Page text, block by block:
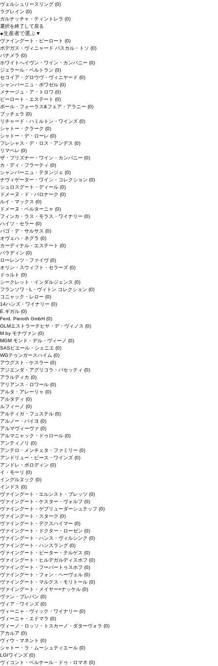
ヴェルシュリースリング (0)
ラグレイン (0)
ガルナッチャ・ティントレラ (0)
選択を終了して戻る
●生産者で選ぶ▼
ヴァイングート・ピーロート (0)
ボデガス・ヴィニャード パスカル・トソ (0)
パナメラ (0)
ホワイトへイヴン・ワイン・カンパニー (0)
ジェラール・ベルトラン (0)
セコイア・グロウヴ・ヴィニヤード (0)
シャンパーニュ・ボワゼル (0)
メナージュ・ア・トロワ (0)
ピーロート・エステート (0)
ボール・フォーラス&フェア・アラニー (0)
ブッチェラ (0)
リチャード・ハミルトン・ワインズ (0)
シャトー・クラーク (0)
シャトー・デ・ローレ (0)
フレシャス・デ・ロス・アンデス (0)
リマペレ (0)
ザ・プリズナー・ワイン・カンパニー (0)
カ・ディ・フラーティ (0)
シャンパーニュ・テタンジェ (0)
ナヴィゲーター・ワイン・コレクション (0)
シュロスグート・ディール (0)
ドメーヌ・ド・バロナーク (0)
ルイ・マックス (0)
ドメーヌ・ベルターニャ (0)
フィンカ・ラス・モラス・ワイナリー (0)
ハイツ・セラー (0)
パゴ・デ・サルサス (0)
オヴェハ・ネグラ (0)
カーディナル・エステート (0)
パラディン (0)
ローレンツ・ファイヴ(0)
オリン・スウィフト・セラーズ (0)
ドゥルト (0)
シークレット・インダルジェンス (0)
フランソワ・L・ヴィトン コレクション (0)
コニャック・レロー (0)
14ハンズ・ワイナリー (0)
E.ギガル (0)
Ferd. Pieroth GmbH (0)
GLMエストラーテヒヤ・デ・ヴィノス (0)
M by モナヴァン (0)
MGM モンド・デル・ヴィーノ (0)
SASピエール・シェニエ (0)
WGテゥンガースハイム (0)
アウグスト・ケスラー (0)
アジエンダ・アグリコラ・パセッティ (0)
アラルディカ (0)
アリアンス・ロワール (0)
アルタ・アレーリャ (0)
アルタディ (0)
ルフィーノ (0)
アルティガ・フュステル (0)
アルノー・バイヨ (0)
アルマヴィーヴァ (0)
アルマニャック・ドゥロール (0)
アンティノリ (0)
アンテロ・メンチェタ・ファミリー (0)
アンドリュー・ピース・ワインズ (0)
アンドレ・ボロディン (0)
イ・モーリ (0)
イングルヌック (0)
インドス (0)
ヴァイングート・エルンスト・ブレッツ (0)
ヴァイングート・ケスター・ヴォルフ (0)
ヴァイングート・ゲブリューダーシュテッフ (0)
ヴァイングート・スターク (0)
ヴァイングート・デクスハイマー (0)
ヴァイングート・ドクター・ローゼン (0)
ヴァイングート・ハンス・ヴィルシンク (0)
ヴァイングート・ハンスラング (0)
ヴァイングート・ピーター・テルゲス (0)
ヴァイングート・ヒルデガルディスホフ (0)
ヴァイングート・フーバートゥスホフ (0)
ヴァイングート・フォン・ヘーヴェル (0)
ヴァイングート・マルクス・モリトール (0)
ヴァイングート・メイヤー=ナッケル (0)
ヴァン・ブレバン (0)
ヴィア・ワインズ (0)
ヴィーニャ・ヴィック・ワイナリー (0)
ヴィーニャ・エドマラ (0)
ヴィーノ・ロッソ・トスカーノ・ダターヴォラ (0)
アカルア (0)
ヴィウ・マネント (0)
シャトー・ラ・ムーシュティエール (0)
LGIワインズ (0)
ヴィコント・ベルナール・ドゥ・ロマネ (0)